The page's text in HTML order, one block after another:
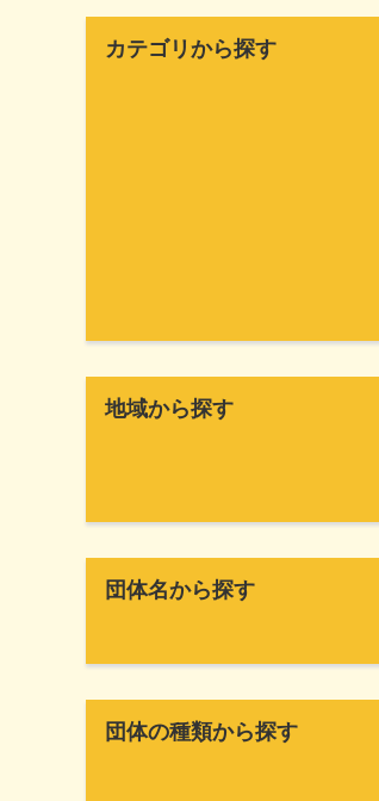
カテゴリから探す
地域から探す
団体名から探す
団体の種類から探す